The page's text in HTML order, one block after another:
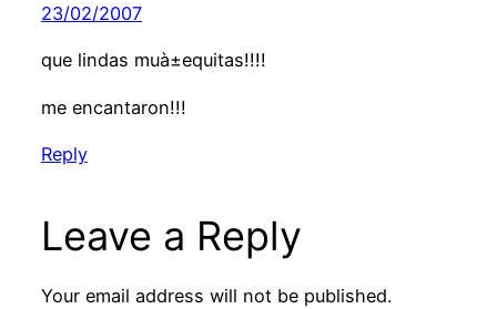
23/02/2007
que lindas muà±equitas!!!!
me encantaron!!!
Reply
Leave a Reply
Your email address will not be published.